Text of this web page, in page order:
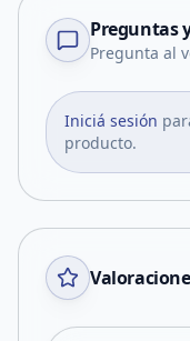
Preguntas
Pregunta al
Iniciá sesión
producto.